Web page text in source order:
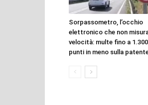
Sorpassometro, l’occhio
elettronico che non
velocità: multe fino a
punti in meno sulla